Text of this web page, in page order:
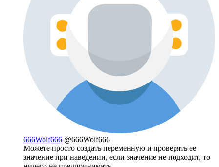
666Wolf666 @666Wolf666
Можете просто создать переменную и проверять ее
значение при наведении, если значение не подходит, то